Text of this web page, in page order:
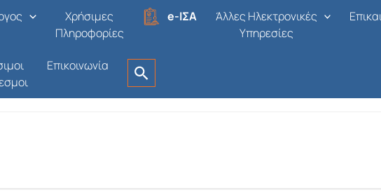
Χρήσιμες
Πληροφορίες
e-ΙΣΑ
Άλλες Ηλεκτρονικές
Υπηρεσίες
Επικοινωνία
Εθνικής Τράπεζας (ΤΥΠΕΤ)
1η ΥΠΕ - Αττικής